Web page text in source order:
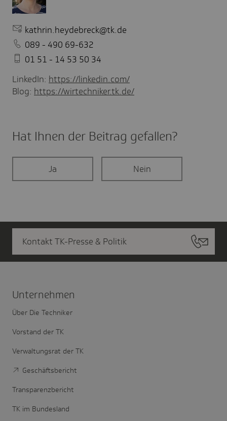
kathrin.heydebreck@tk.de
089 - 490 69-632
01 51 - 14 53 50 34
LinkedIn: https://linkedin.com/
Blog: https://wirtechniker.tk.de/
Hat Ihnen der Beitrag gefal­len?
Ja Nein
Kontakt TK-Presse & Politik
Unter­nehmen
Über Die Techniker
Vorstand der TK
Verwaltungsrat der TK
Geschäftsbericht
Transparenzbericht
TK im Bundesland